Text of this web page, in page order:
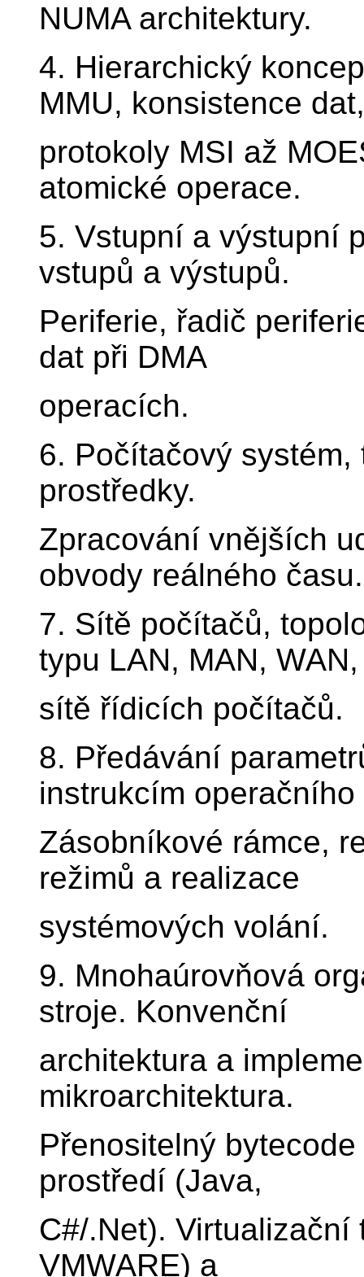
NUMA architektury.
4. Hierarchický
MMU, konsistence dat,
protokoly MSI až
atomické operace.
5. Vstupní a výstupní
vstupů a výstupů.
Periferie, řadič
dat při DMA
operacích.
6. Počítačový
prostředky.
Zpracování vnějších
obvody reálného času.
7. Sítě počítačů,
typu LAN, MAN, WAN,
sítě řídicích počítačů.
8. Předávání
instrukcím operačního
Zásobníkové rámce,
režimů a realizace
systémových volání.
9. Mnohaúrovňová
stroje. Konvenční
architektura a
mikroarchitektura.
Přenositelný
prostředí (Java,
C#/.Net). Virtualizační
VMWARE) a